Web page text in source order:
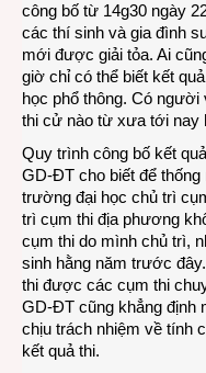
công bố từ 14g30 ngày
các thí sinh và gia đình
mới được giải tỏa. Ai
giờ chỉ có thể biết kết
học phổ thông. Có
thi cử nào từ xưa tới nay
Quy trình công bố kết
GD-ĐT cho biết để thống
trường đại học chủ trì
trì cụm thi địa phương
cụm thi do mình chủ trì,
sinh hằng năm trước
thi được các cụm thi
GD-ĐT cũng khẳng định
chịu trách nhiệm về tính
kết quả thi.